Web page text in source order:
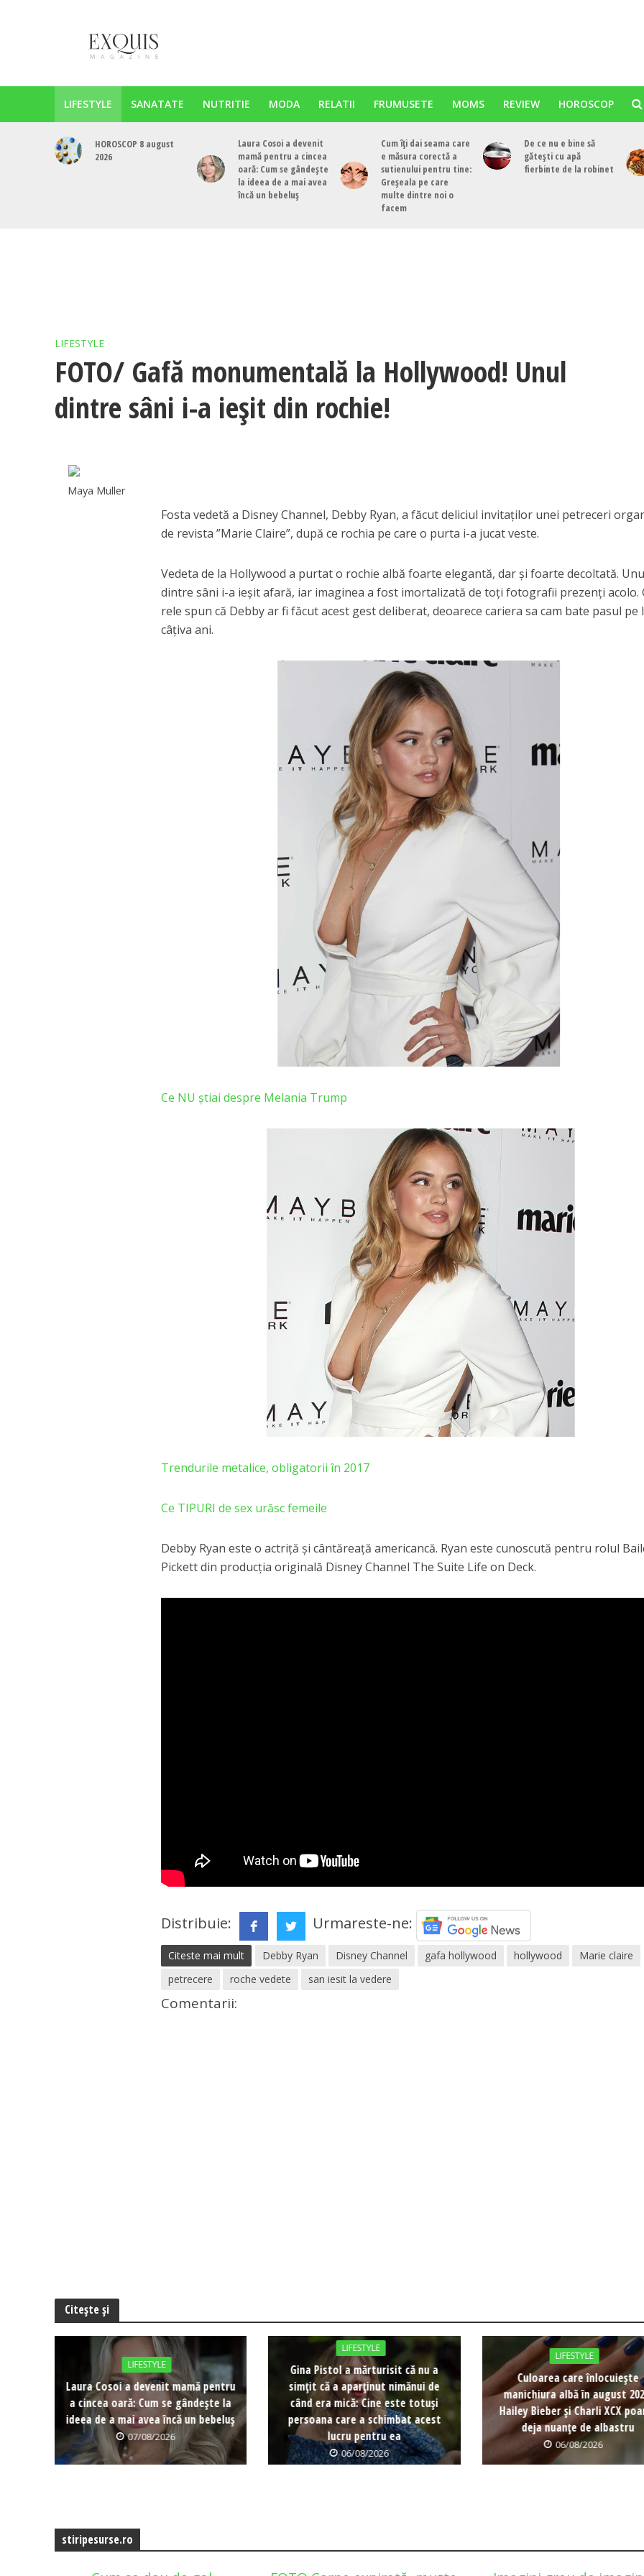
LIFESTYLE SANATATE NUTRITIE MODA RELATII FRUMUSETE MOMS REVIEW HOROSCOP
HOROSCOP 8 august
2026
Laura Cosoi a devenit
mamă pentru a cincea
oară: Cum se gândește
la ideea de a mai avea
încă un bebeluș
Cum îți dai seama care
e măsura corectă a
sutienului pentru tine:
Greșeala pe care
multe dintre noi o
facem
De ce nu e bine să
gătești cu apă
fierbinte de la robinet
LIFESTYLE
FOTO/ Gafă monumentală la Hollywood! Unul
dintre sâni i-a ieșit din rochie!
Maya Muller
Fosta vedetă a Disney Channel, Debby Ryan, a făcut deliciul invitaților unei petreceri
de revista ”Marie Claire”, după ce rochia pe care o purta i-a jucat veste.
Vedeta de la Hollywood a purtat o rochie albă foarte elegantă, dar și foarte decoltată.
dintre sâni i-a ieșit afară, iar imaginea a fost imortalizată de toți fotografii prezenți acolo.
rele spun că Debby ar fi făcut acest gest deliberat, deoarece cariera sa cam bate pasul pe
câțiva ani.
Ce NU știai despre Melania Trump
Trendurile metalice, obligatorii în 2017
Ce TIPURI de sex urăsc femeile
Debby Ryan este o actriță și cântăreață americancă. Ryan este cunoscută pentru rolul
Pickett din producția originală Disney Channel The Suite Life on Deck.
Distribuie: Urmareste-ne:
Citeste mai mult Debby Ryan Disney Channel gafa hollywood hollywood
Marie claire
petrecere
roche vedete san iesit la vedere
Comentarii:
Citește și
LIFESTYLE
Laura Cosoi a devenit mamă pentru
a cincea oară: Cum se gândește la
ideea de a mai avea încă un bebeluș
07/08/2026
LIFESTYLE
Gina Pistol a mărturisit că nu a
simțit că a aparținut nimănui de
când era mică: Cine este totuși
persoana care a schimbat acest
lucru pentru ea
06/08/2026
LIFESTYLE
Culoarea care înlocuiește
manichiura albă în august
Hailey Bieber și Charli XCX
deja nuanțe de albastru
06/08/2026
stiripesurse.ro